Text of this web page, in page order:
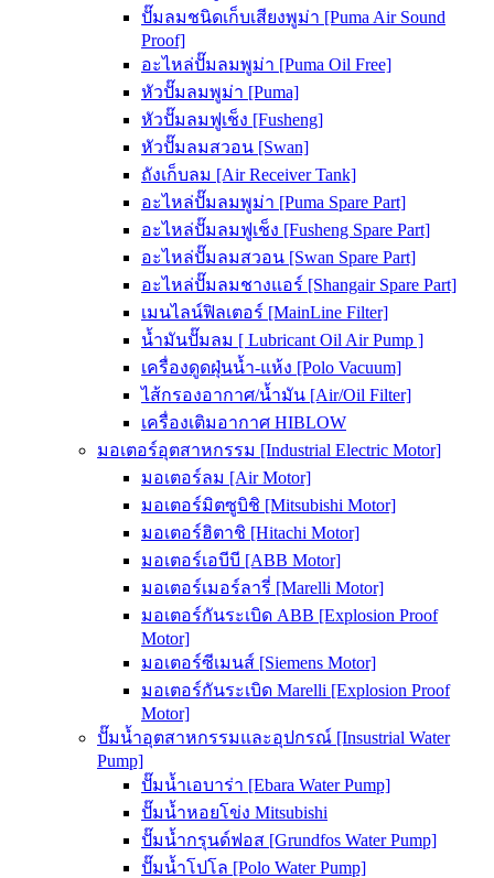
ปั๊มลมชนิดเก็บเสียงพูม่า [Puma Air Sound
Proof]
อะไหล่ปั๊มลมพูม่า [Puma Oil Free]
หัวปั๊มลมพูม่า [Puma]
หัวปั๊มลมฟูเช็ง [Fusheng]
หัวปั๊มลมสวอน [Swan]
ถังเก็บลม [Air Receiver Tank]
อะไหล่ปั๊มลมพูม่า [Puma Spare Part]
อะไหล่ปั๊มลมฟูเช็ง [Fusheng Spare Part]
อะไหล่ปั๊มลมสวอน [Swan Spare Part]
อะไหล่ปั๊มลมชางแอร์ [Shangair Spare Part]
เมนไลน์ฟิลเตอร์ [MainLine Filter]
น้ำมันปั๊มลม [ Lubricant Oil Air Pump ]
เครื่องดูดฝุ่นน้ำ-แห้ง [Polo Vacuum]
ไส้กรองอากาศ/น้ำมัน [Air/Oil Filter]
เครื่องเติมอากาศ HIBLOW
มอเตอร์อุตสาหกรรม [Industrial Electric Motor]
มอเตอร์ลม [Air Motor]
มอเตอร์มิตซูบิชิ [Mitsubishi Motor]
มอเตอร์ฮิตาชิ [Hitachi Motor]
มอเตอร์เอบีบี [ABB Motor]
มอเตอร์เมอร์ลารี่ [Marelli Motor]
มอเตอร์กันระเบิด ABB [Explosion Proof
Motor]
มอเตอร์ซีเมนส์ [Siemens Motor]
มอเตอร์กันระเบิด Marelli [Explosion Proof
Motor]
ปั๊มน้ำอุตสาหกรรมและอุปกรณ์ [Insustrial Water
Pump]
ปั๊มน้ำเอบาร่า [Ebara Water Pump]
ปั๊มน้ำหอยโข่ง Mitsubishi
ปั๊มน้ำกรุนด์ฟอส [Grundfos Water Pump]
ปั๊มน้ำโปโล [Polo Water Pump]